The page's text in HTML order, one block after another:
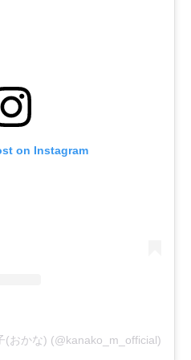
on Instagram
(おかな) (@kanako_m_official)